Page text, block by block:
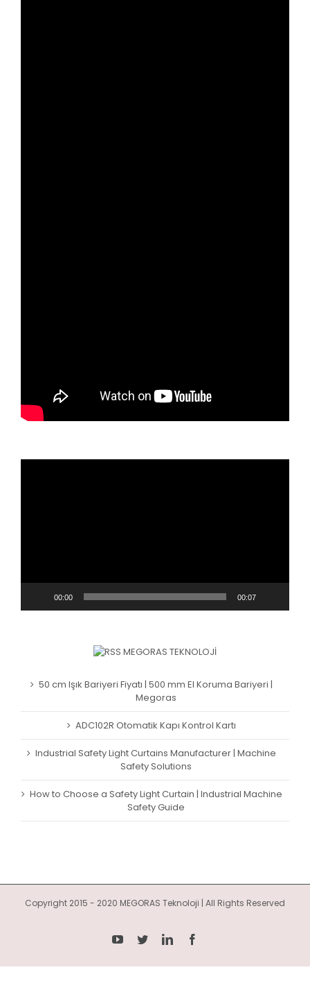
00:00 00:07
MEGORAS TEKNOLOJI
50 cm Işık Bariyeri Fiyatı | 500 mm El Koruma Bariyeri |
Megoras
ADC102R Otomatik Kapı Kontrol Kartı
Industrial Safety Light Curtains Manufacturer | Machine
Safety Solutions
How to Choose a Safety Light Curtain | Industrial Machine
Safety Guide
Copyright 2015 - 2020 MEGORAS Teknoloji | All Rights Reserved
YouTube
TwitterLinkedIn